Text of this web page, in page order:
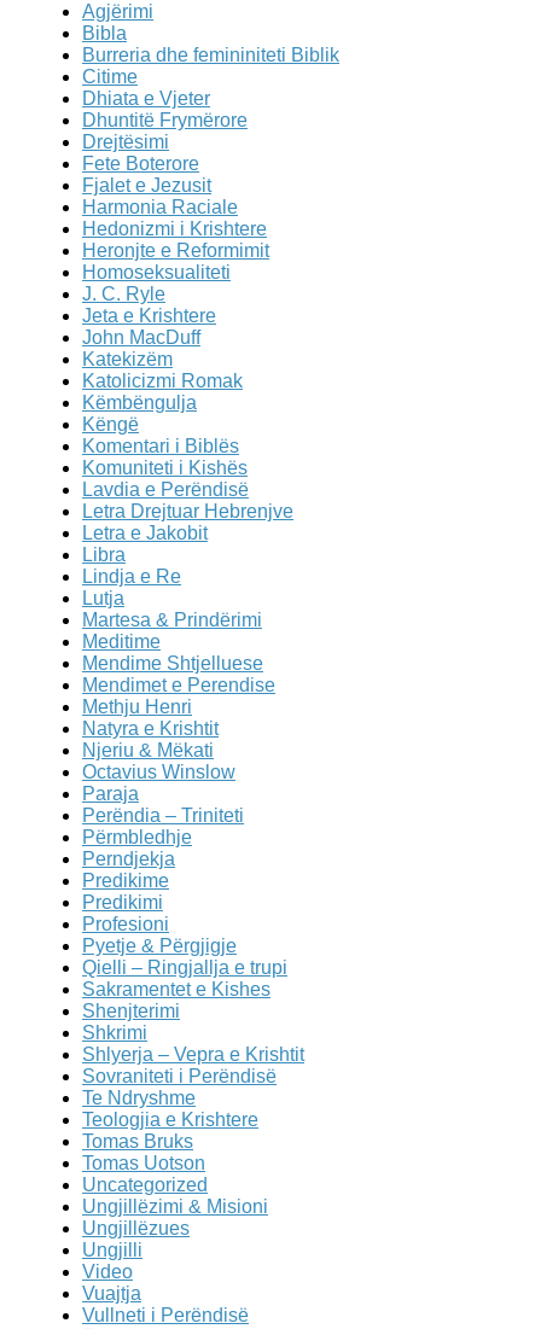
Agjërimi
Bibla
Burreria dhe femininiteti Biblik
Citime
Dhiata e Vjeter
Dhuntitë Frymërore
Drejtësimi
Fete Boterore
Fjalet e Jezusit
Harmonia Raciale
Hedonizmi i Krishtere
Heronjte e Reformimit
Homoseksualiteti
J. C. Ryle
Jeta e Krishtere
John MacDuff
Katekizëm
Katolicizmi Romak
Këmbëngulja
Këngë
Komentari i Biblës
Komuniteti i Kishës
Lavdia e Perëndisë
Letra Drejtuar Hebrenjve
Letra e Jakobit
Libra
Lindja e Re
Lutja
Martesa & Prindërimi
Meditime
Mendime Shtjelluese
Mendimet e Perendise
Methju Henri
Natyra e Krishtit
Njeriu & Mëkati
Octavius Winslow
Paraja
Perëndia – Triniteti
Përmbledhje
Perndjekja
Predikime
Predikimi
Profesioni
Pyetje & Përgjigje
Qielli – Ringjallja e trupi
Sakramentet e Kishes
Shenjterimi
Shkrimi
Shlyerja – Vepra e Krishtit
Sovraniteti i Perëndisë
Te Ndryshme
Teologjia e Krishtere
Tomas Bruks
Tomas Uotson
Uncategorized
Ungjillëzimi & Misioni
Ungjillëzues
Ungjilli
Video
Vuajtja
Vullneti i Perëndisë